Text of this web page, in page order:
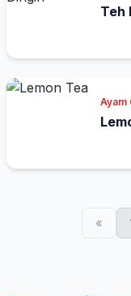
Teh
Ayam
«